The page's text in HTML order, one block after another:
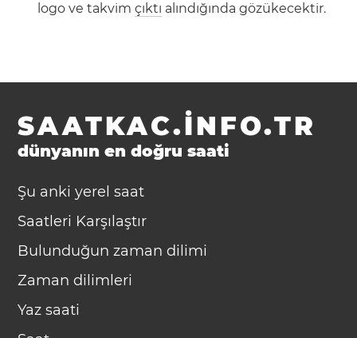
logo ve takvimçıktı alındığında gözükecektir.
SAATKAC.INFO.TR
dünyanın en doğru saati
Şu anki yerel saat
Saatleri Karşılaştır
Bulunduğun zaman dilimi
Zaman dilimleri
Yaz saati